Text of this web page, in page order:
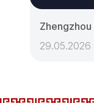
29.05.2026